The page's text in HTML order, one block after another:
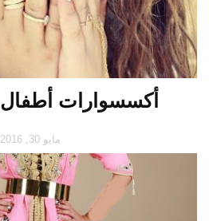
أكسسوارات أطفال 2016 روعة
مايو 30, 2016